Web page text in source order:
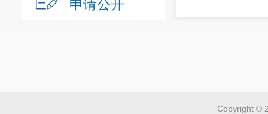
申请公开
Copyright ©